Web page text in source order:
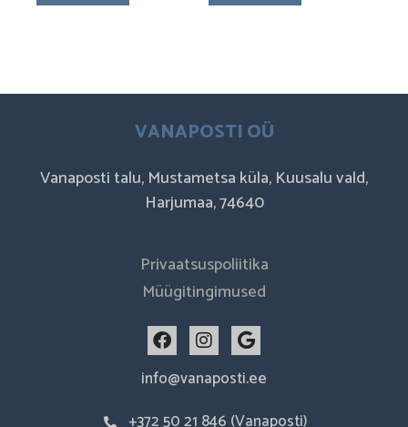
VANAPOSTI OÜ
Vanaposti talu, Mustametsa küla, Kuusalu vald,
Harjumaa, 74640
Privaatsuspoliitika
Müügitingimused
F
a
c
e
I
n
s
t
G
o
o
g
info@vanaposti.ee
+372 50 21 846 (Vanaposti)